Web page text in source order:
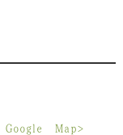
Google Map>